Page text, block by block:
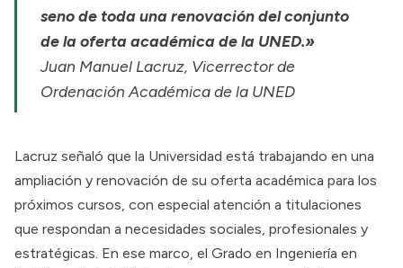
seno de toda una renovación del conjunto
de la oferta académica de la UNED.»
Juan Manuel Lacruz, Vicerrector de
Ordenación Académica de la UNED
Lacruz señaló que la Universidad está trabajando en una
ampliación y renovación de su oferta académica para los
próximos cursos, con especial atención a titulaciones
que respondan a necesidades sociales, profesionales y
estratégicas. En ese marco, el Grado en Ingeniería en